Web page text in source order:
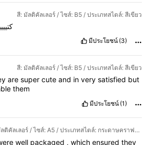
สี: มัลติคัลเลอร์ / ไซส์: B5 / ประเภทสไตล์: สีเขียว
มีประโยชน์ (3)
สี: มัลติคัลเลอร์ / ไซส์: B5 / ประเภทสไตล์: สีเขียว
are super cute and in very satisfied but
them
มีประโยชน์ (1)
สี: มัลติคัลเลอร์ / ไซส์: A5 / ประเภทสไตล์: กระดาษคราฟท์เปล่า 5 ชิ้น
well packaged ,whichensuredthey